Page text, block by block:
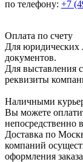
по телефону: +7
Оплата по счету
Для юридических
документов.
Для выставления
реквизиты
Наличными
Вы можете
непосредственно
Доставка по
компаний
оформления